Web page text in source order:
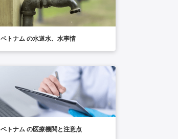
ベトナム の水道水、水事情
ベトナム の医療機関と注意点